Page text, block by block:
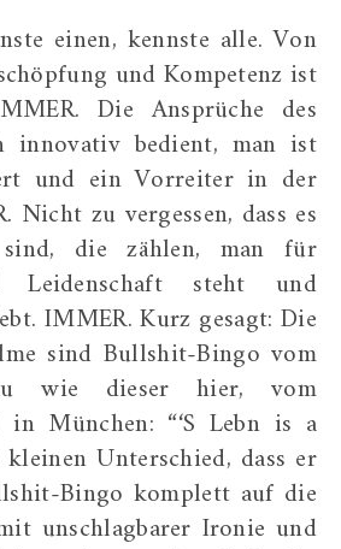
und Kompetenz ist
Die Ansprüche des
innovativ bedient, man ist
und ein Vorreiter in der
Nicht zu vergessen, dass es
die zählen, man für
steht und
IMMER. Kurz gesagt: Die
sind Bullshit-Bingo vom
wie dieser hier, vom
München: “‘S Lebn is a
Unterschied, dass er
Bingo komplett auf die
unschlagbarer Ironie und